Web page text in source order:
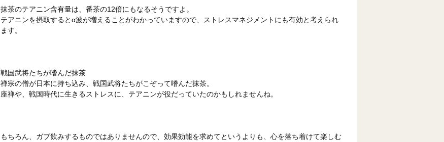
抹茶のテアニン含有量は、番茶の12倍にもなるそうですよ。
テアニンを摂取するとα波が増えることがわかっていますので、ストレスマネジメントにも有効と考えられ
ます。
戦国武将たちが嗜んだ抹茶
禅宗の僧が日本に持ち込み、戦国武将たちがこぞって嗜んだ抹茶。
座禅や、戦国時代に生きるストレスに、テアニンが役だっていたのかもしれませんね。
もちろん、ガブ飲みするものではありませんので、効果効能を求めてというよりも、心を落ち着けて楽しむ